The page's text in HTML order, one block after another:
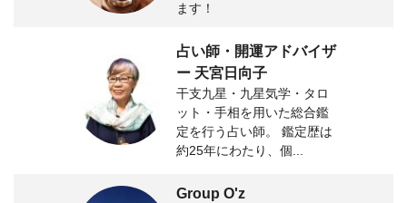
ます！
占い師・開運アドバイザ
ー 天宮日向子
干支九星・九星気学・タロ
ット・手相を用いた総合鑑
定を行う占い師。 鑑定歴は
約25年にわたり、個...
Group O'z